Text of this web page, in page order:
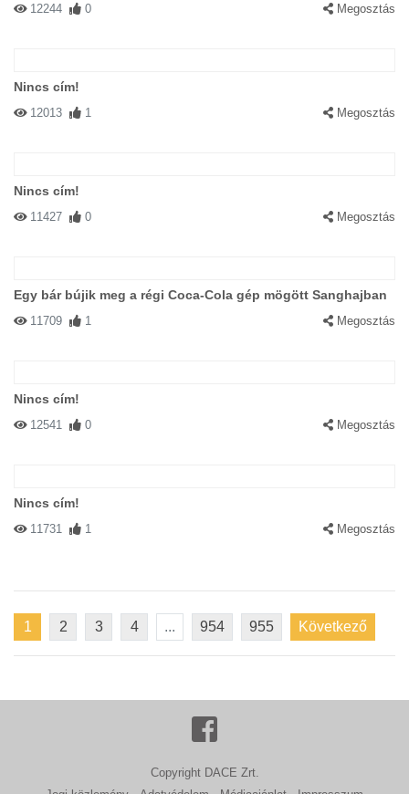
12244 0 Megosztás
Nincs cím!
12013 1 Megosztás
Nincs cím!
11427 0 Megosztás
Egy bár bújik meg a régi Coca-Cola gép mögött Sanghajban
11709 1 Megosztás
Nincs cím!
12541 0 Megosztás
Nincs cím!
11731 1 Megosztás
1 2 3 4 ... 954 955 Következő
Copyright DACE Zrt.